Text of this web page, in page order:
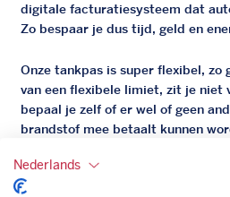
digitale facturatiesysteem dat
Zo bespaar je dus tijd, geld en
Onze tankpas is super flexibel, zo
van een flexibele limiet, zit je niet
bepaal je zelf of er wel of geen
brandstof mee betaalt kunnen
korting. Mocht de pompprijs toch
natuurlijk de prijs aan de pomp.
Nederlands